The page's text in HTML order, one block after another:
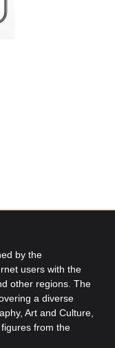
by the
users with the
other regions. The
a diverse
Art and Culture,
from the